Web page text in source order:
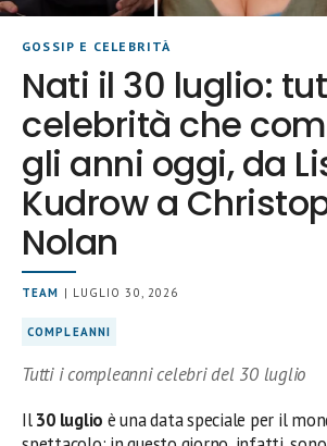
GOSSIP E CELEBRITÀ
Nati il 30 luglio:
celebrità che
gli anni oggi, da
Kudrow a
Nolan
TEAM | LUGLIO 30, 2026
COMPLEANNI
Tutti i compleanni celebri del 30 luglio
Il30 luglio è una data speciale per il